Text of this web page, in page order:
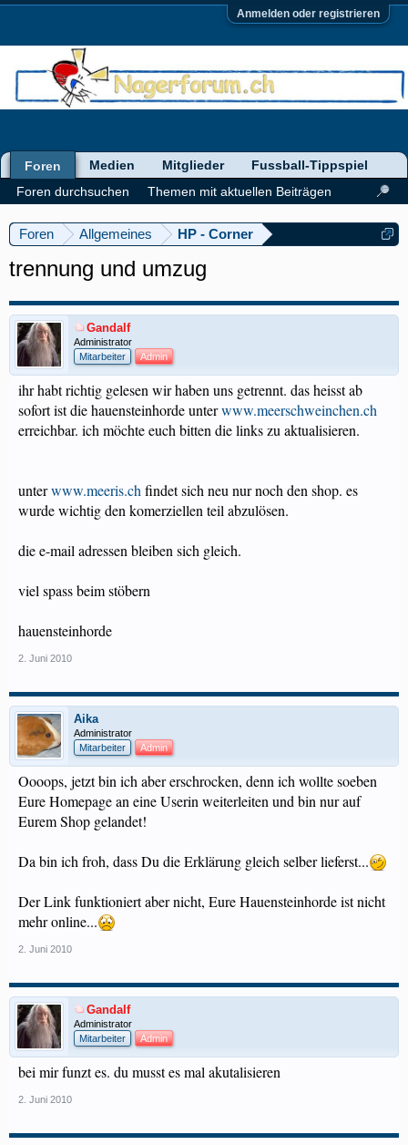
Anmelden oder registrieren
Foren Allgemeines HP - Corner
trennung und umzug
Gandalf
Administrator
Mitarbeiter
Admin
ihr habt richtig gelesen wir haben uns getrennt. das heisst ab
sofort ist die hauensteinhorde unterwww.meerschweinchen.ch
erreichbar. ich möchte euch bitten die links zu aktualisieren.
unterwww.meeris.ch findet sich neu nur noch den shop. es
wurde wichtig den komerziellen teil abzulösen.
die e-mail adressen bleiben sich gleich.
viel spass beim stöbern
hauensteinhorde
2. Juni 2010
Aika
Administrator
Mitarbeiter
Admin
Oooops, jetzt bin ich aber erschrocken, denn ich wollte soeben
Eure Homepage an eine Userin weiterleiten und bin nur auf
Eurem Shop gelandet!
Da bin ich froh, dass Du die Erklärung gleich selber lieferst...
Der Link funktioniert aber nicht, Eure Hauensteinhorde ist nicht
mehr online...
2. Juni 2010
Gandalf
Administrator
Mitarbeiter
Admin
bei mir funzt es. du musst es mal akutalisieren
2. Juni 2010
Foren
Foren durchsuchen
Themen mit aktuellen Beiträgen
Medien Mitglieder Fussball-Tippspiel